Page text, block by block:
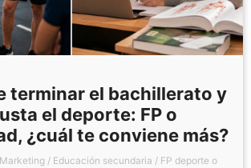
terminar el bachillerato y
el deporte: FP o
¿cuál te conviene más?
Marketing / Educación secundaria / FP deporte o